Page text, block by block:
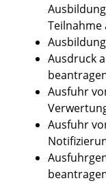
Teilnahme
Ausdruck
Ausfuhr
Ausfuhr